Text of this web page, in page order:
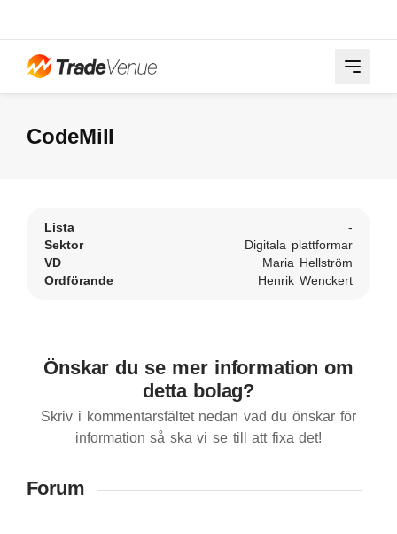
CodeMill
Lista
-
Sektor
Digitala plattformar
VD
Maria Hellström
Ordförande
Henrik Wenckert
Önskar du se mer information om
detta bolag?
Skriv i kommentarsfältet nedan vad du önskar för
information så ska vi se till att fixa det!
Forum